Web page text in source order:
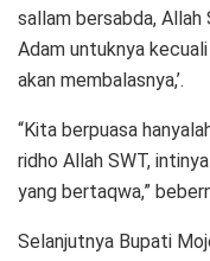
sallam bersabda, Allah
Adam untuknya
akan membalasnya,’.
“Kita berpuasa
ridho Allah SWT,
yang bertaqwa,”
Selanjutnya Bupati